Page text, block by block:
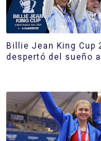
Billie Jean King Cup
despertó del sueño